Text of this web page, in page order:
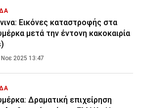
Εικόνες καταστροφής στα
μετά την έντονη κακοκαιρία
Νοε 2025 13:47
Δραματική επιχείρηση